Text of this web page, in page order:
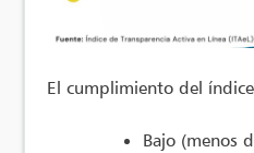
El cumplimiento del
Bajo (menos